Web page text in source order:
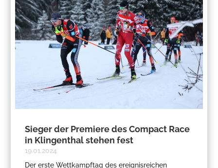
Sieger der Premiere des Compact Race
in Klingenthal stehen fest
19.01.2024
Der erste Wettkampftag des ereignisreichen